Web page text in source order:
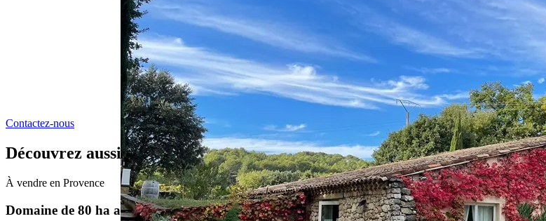
Contactez-nous
Découvrez aussi
À vendre en Provence
Domaine de 80 ha avec un potentiel de 24 ha en AOP Côtes de Provence